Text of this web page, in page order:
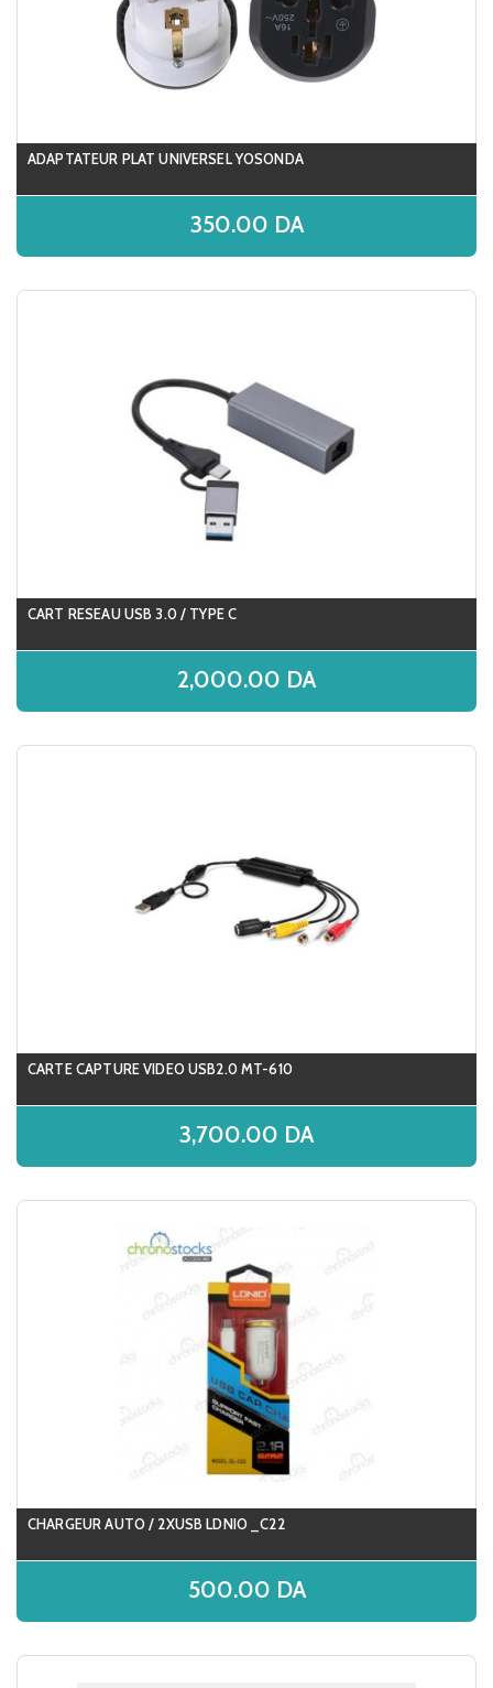
ADAPTATEUR PLAT UNIVERSEL YOSONDA
350.00 DA
CART RESEAU USB 3.0 / TYPE C
2,000.00 DA
CARTE CAPTURE VIDEO USB2.0 MT-610
3,700.00 DA
CHARGEUR AUTO / 2XUSB LDNIO _C22
500.00 DA